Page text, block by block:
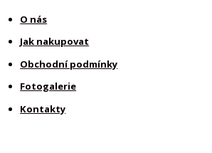
O nás
Jak nakupovat
Obchodní podmínky
Fotogalerie
Kontakty